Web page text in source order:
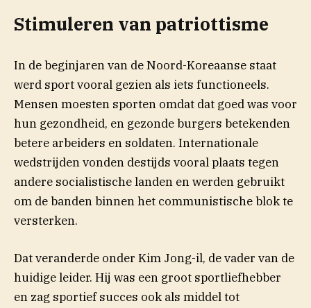
Stimuleren van patriottisme
In de beginjaren van de Noord-Koreaanse staat
werd sport vooral gezien als iets functioneels.
Mensen moesten sporten omdat dat goed was voor
hun gezondheid, en gezonde burgers betekenden
betere arbeiders en soldaten. Internationale
wedstrijden vonden destijds vooral plaats tegen
andere socialistische landen en werden gebruikt
om de banden binnen het communistische blok te
versterken.
Dat veranderde onder Kim Jong-il, de vader van de
huidige leider. Hij was een groot sportliefhebber
en zag sportief succes ook als middel tot